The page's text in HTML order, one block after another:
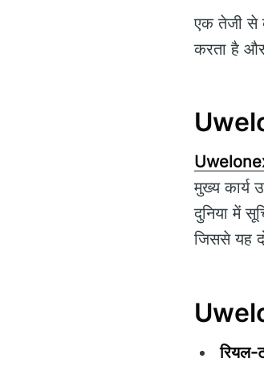
एक तेजी से
करता है और
मुख्य कार्य
दुनिया में
जिससे यह
रियल-